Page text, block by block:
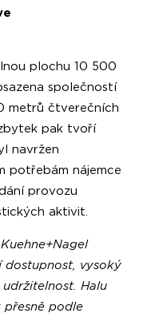
plochu 10 500
společností
metrů čtverečních
pak tvoří
navržen
potřebám nájemce
provozu
aktivit.
dostupnost, vysoký
Halu
přesně podle